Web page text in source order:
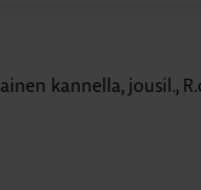
kannella, jousil.,